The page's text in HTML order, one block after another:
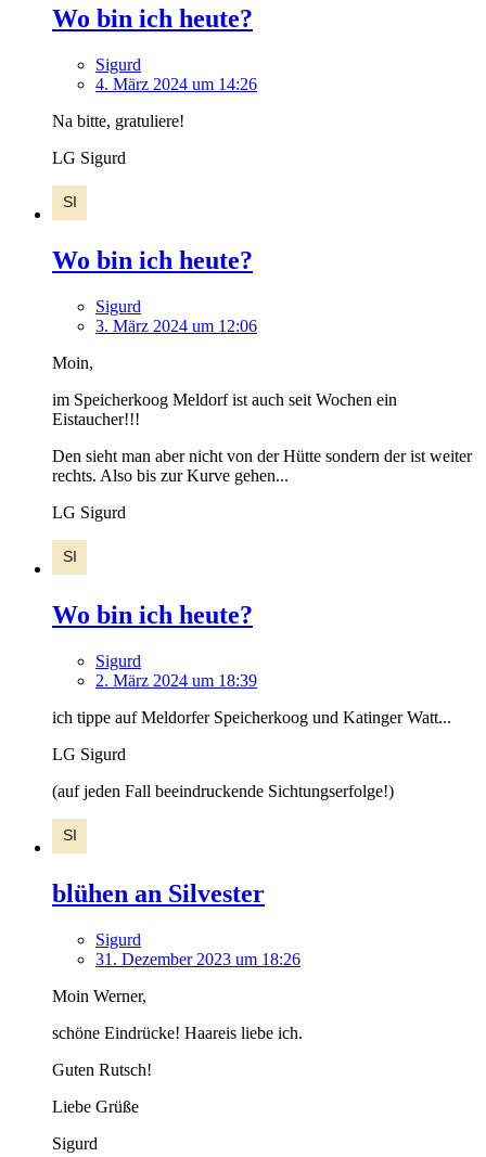
Wo bin ich heute?
Sigurd
4. März 2024 um 14:26
Na bitte, gratuliere!
LG Sigurd
Wo bin ich heute?
Sigurd
3. März 2024 um 12:06
Moin,
im Speicherkoog Meldorf ist auch seit Wochen ein
Eistaucher!!!
Den sieht man aber nicht von der Hütte sondern der ist weiter
rechts. Also bis zur Kurve gehen...
LG Sigurd
Wo bin ich heute?
Sigurd
2. März 2024 um 18:39
ich tippe auf Meldorfer Speicherkoog und Katinger Watt...
LG Sigurd
(auf jeden Fall beeindruckende Sichtungserfolge!)
blühen an Silvester
Sigurd
31. Dezember 2023 um 18:26
Moin Werner,
schöne Eindrücke! Haareis liebe ich.
Guten Rutsch!
Liebe Grüße
Sigurd